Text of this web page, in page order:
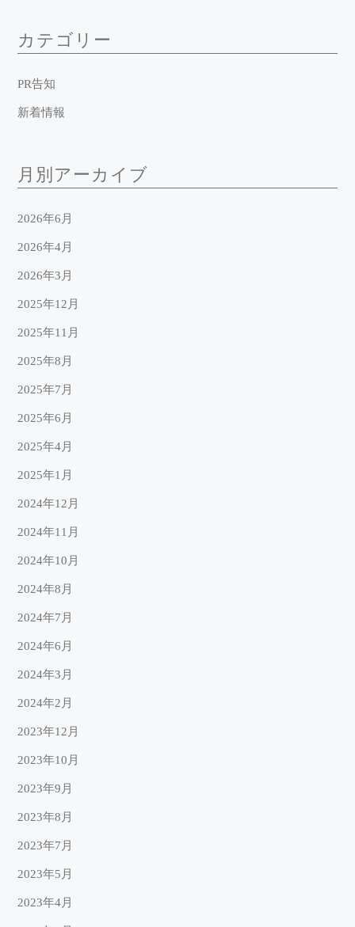
カテゴリー
PR告知
新着情報
月別アーカイブ
2026年6月
2026年4月
2026年3月
2025年12月
2025年11月
2025年8月
2025年7月
2025年6月
2025年4月
2025年1月
2024年12月
2024年11月
2024年10月
2024年8月
2024年7月
2024年6月
2024年3月
2024年2月
2023年12月
2023年10月
2023年9月
2023年8月
2023年7月
2023年5月
2023年4月